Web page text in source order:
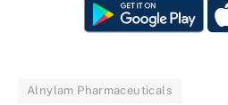
Alnylam Pharmaceuticals